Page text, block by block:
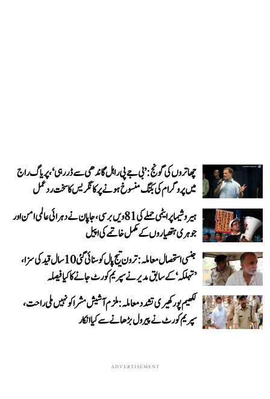
چھاتروں کی گونج: ’بی جے پی راہل گاندھی سے ڈر رہی‘، پریاگ راج
میں پروگرام کی بکنگ منسوخ ہونے پر کانگریس کا سخت ردعمل
ہیروشیما پر ایٹمی حملے کی 81ویں برسی، جاپان نے دہرائی عالمی امن اور
جوہری ہتھیاروں کے مکمل خاتمے کی اپیل
جنسی استحصال معاملہ: ترون تیج پال کو سنائی گئی 10 سال قید کی سزا،
’تہلکہ‘ کے سابق مدیر نے سپریم کورٹ جانے کا کیا فیصلہ
لکھیم پور کھیری تشدد معاملہ: ملزم آشیش مشرا کو نہیں ملی راحت،
سپریم کورٹ نے پیرول بڑھانے سے کیا انکار
ADVERTISEMENT